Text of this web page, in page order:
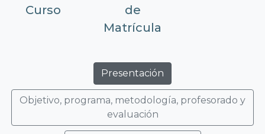
Curso
de
Matrícula
Presentación
Objetivo, programa, metodología, profesorado y
evaluación